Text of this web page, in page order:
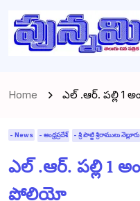
Home ఎల్ .ఆర్. పల్లి 1
- News - ఆంధ్రప్రదేశ్ - శ్రీ పొట్టి శ్రీరాములు నెల్లూరు
ఎల్ .ఆర్. పల్లి 1
పోలియో